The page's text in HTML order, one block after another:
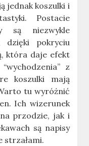
jednak koszulki i
Postacie
są niezwykle
dzięki pokryciu
która daje efekt
z
koszulki mają
tu wyróżnić
Ich wizerunek
przodzie, jak i
są napisy
strzałami.